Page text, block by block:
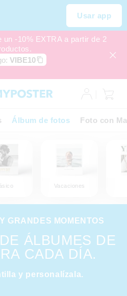
Usar app
un -10% EXTRA a partir de 2
VIBE10
Álbum de fotos Foto con
Vacaciones
GRANDES MOMENTOS
ÁLBUMES DE
CADA DÍA.
y personalízala.